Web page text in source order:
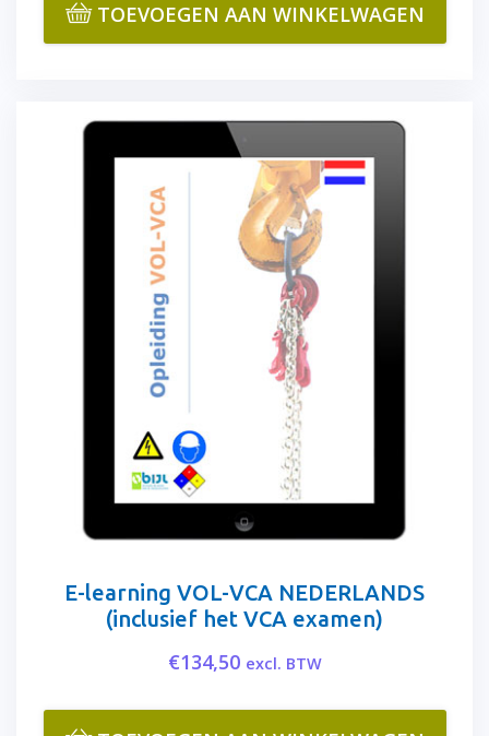
TOEVOEGEN AAN WINKELWAGEN
E-learning VOL-VCA NEDERLANDS
(inclusief het VCA examen)
€134,50 excl. BTW